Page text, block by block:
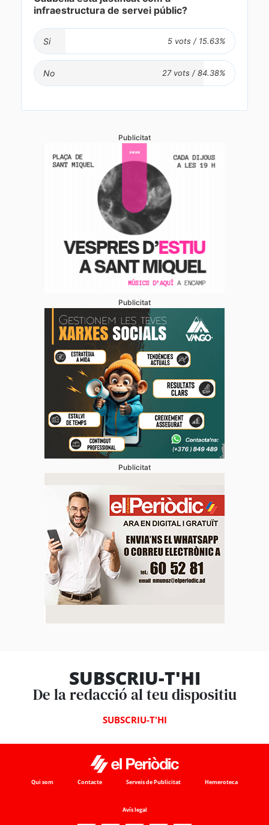
infraestructura de servei públic?
Si
No
Publicitat
Publicitat
Publicitat
SUBSCRIU-T'HI
De la redacció al teu dispositiu
SUBSCRIU-T'HI
Qui som Contacte Serveis de Publicitat Hemeroteca
Avís legal